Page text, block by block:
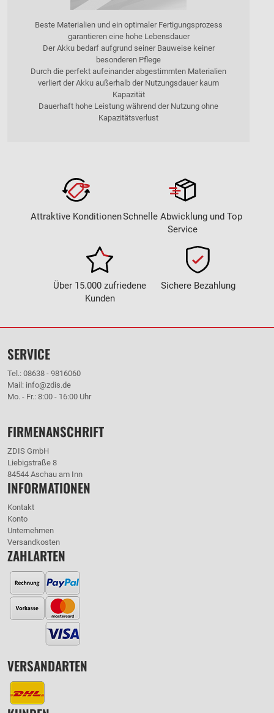
Beste Materialien und ein optimaler Fertigungsprozess
garantieren eine hohe Lebensdauer
Der Akku bedarf aufgrund seiner Bauweise keiner
besonderen Pflege
Durch die perfekt aufeinander abgestimmten Materialien
verliert der Akku außerhalb der Nutzungsdauer kaum
Kapazität
Dauerhaft hohe Leistung während der Nutzung ohne
Kapazitätsverlust
Attraktive KonditionenSchnelle Abwicklung und Top
Service
Über 15.000 zufriedene
Kunden
Sichere Bezahlung
SERVICE
Tel.: 08638 - 9816060
Mail: info@zdis.de
Mo. - Fr.: 8:00 - 16:00 Uhr
FIRMENANSCHRIFT
ZDIS GmbH
Liebigstraße 8
84544 Aschau am Inn
INFORMATIONEN
Kontakt
Konto
Unternehmen
Versandkosten
ZAHLARTEN
VERSANDARTEN